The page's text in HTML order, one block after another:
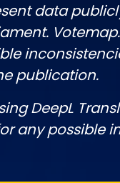
data
publication.
DeepL
any possible